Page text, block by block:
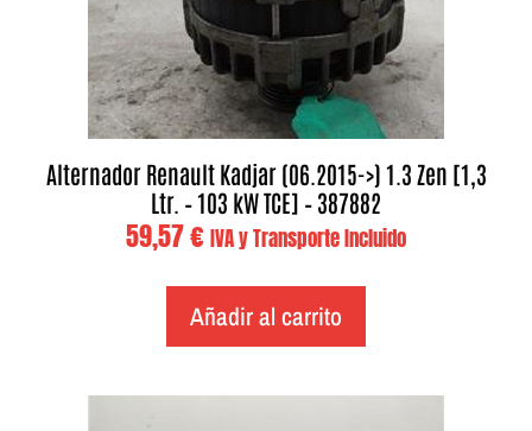
Alternador Renault Kadjar (06.2015->) 1.3 Zen [1,3
Ltr. – 103 kW TCE] – 387882
59,57€ IVA y Transporte Incluido
Añadir al carrito